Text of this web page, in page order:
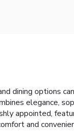
dining options
elegance,
appointed,
and